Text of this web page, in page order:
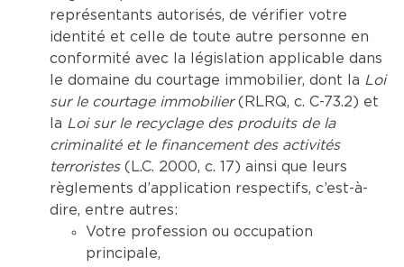
représentants autorisés, de vérifier votre
identité et celle de toute autre personne en
conformité avec la législation applicable dans
le domaine du courtage immobilier, dont la Loi
sur le courtage immobilier(RLRQ, c. C-73.2) et
la Loi sur le recyclage des produits de la
criminalité et le financement des activités
terroristes(L.C. 2000, c. 17) ainsi que leurs
règlements d’application respectifs, c’est-à-
dire, entre autres:
Votre profession ou occupation
principale,